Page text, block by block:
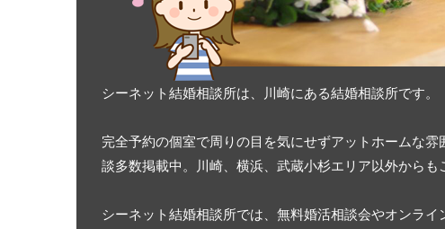
シーネット結婚相談所は、川崎にある結婚相談所です。
完全予約の個室で周りの目を気にせずアットホームな
談多数掲載中。川崎、横浜、武蔵小杉エリア以外からも
シーネット結婚相談所では、無料婚活相談会やオンライ